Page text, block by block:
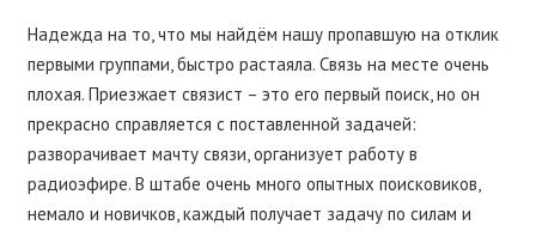
Надежда на то, что мы найдём нашу пропавшую на отклик
первыми группами, быстро растаяла. Связь на месте очень
плохая. Приезжает связист – это его первый поиск, но он
прекрасно справляется с поставленной задачей:
разворачивает мачту связи, организует работу в
радиоэфире. В штабе очень много опытных поисковиков,
немало и новичков, каждый получает задачу по силам и